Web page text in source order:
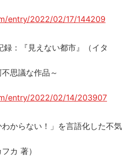
entry/2022/02/17/144209
：『見えない都市』（イタ
思議な作品～
entry/2022/02/14/203907
わからない！」を言語化した不気
カ 著）